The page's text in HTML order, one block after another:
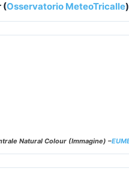
(Osservatorio MeteoTricalle)
Europa Airmass (Immagine)-